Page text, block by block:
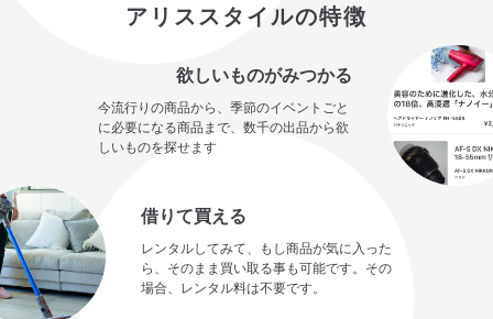
アリススタイルの特徴
欲しいものがみつかる
今流行りの商品から、季節のイベントごと
に必要になる商品まで、数千の出品から欲
しいものを探せます
借りて買える
レンタルしてみて、もし商品が気に入った
ら、そのまま買い取る事も可能です。その
場合、レンタル料は不要です。